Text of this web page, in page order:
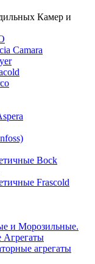
Камер и
Camara
Bock
Frascold
и Морозильные.
Агрегаты
агрегаты